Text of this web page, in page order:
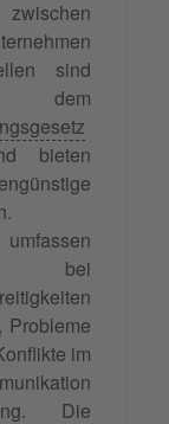
sind
bieten
bei
Probleme
im
Die